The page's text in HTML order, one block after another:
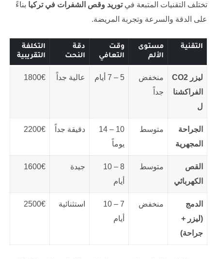
تختلف التقنيات المتبعة فيتوريد وقص الشفرات في تركيا بناءً
على الدقة والسرعة وتجربة المريضة.
التقنية
مستوى
الألم
وقت
التعافي
دقة
النحت
التكلفة
التقريبية
ليزر CO2
الفراكشنا
ل
منخفض
جداً
5 – 7 أيام عالية جداً 1800€
الجراحة
المجهرية
متوسط
10 – 14
يوماً
دقيقة جداً 2200€
القص
الكهربائي
متوسط
8 – 10
أيام
جيدة 1600€
الدمج
(ليزر +
جراحة)
منخفض
7 – 10
أيام
استثنائية 2500€